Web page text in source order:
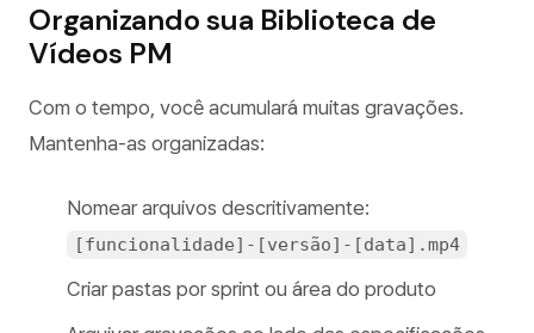
Organizando sua Biblioteca de
Vídeos PM
Com o tempo, você acumulará muitas gravações.
Mantenha-as organizadas:
Nomear arquivos descritivamente:
[funcionalidade]-[versão]-[data].mp4
Criar pastas por sprint ou área do produto